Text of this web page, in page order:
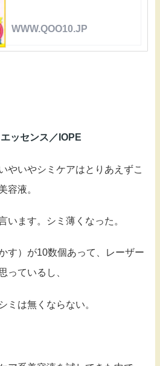
WWW.QOO10.JP
ッセンス／IOPE
やいやシミケアはとりあえずこ
容液。
います。シミ薄くなった。
す）が10数個あって、レーザー
っているし、
ミは無くならない。